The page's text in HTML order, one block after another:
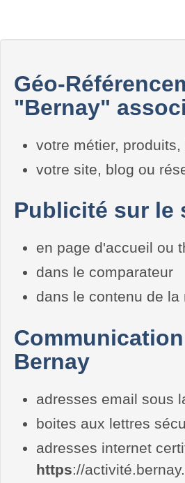
Géo-
"Bernay"
votre métier,
votre site, blog ou
Publicité sur le
en page d'accueil ou
dans le comparateur
dans le contenu de la
Bernay
adresses email sous
boites aux lettres
adresses internet
https://